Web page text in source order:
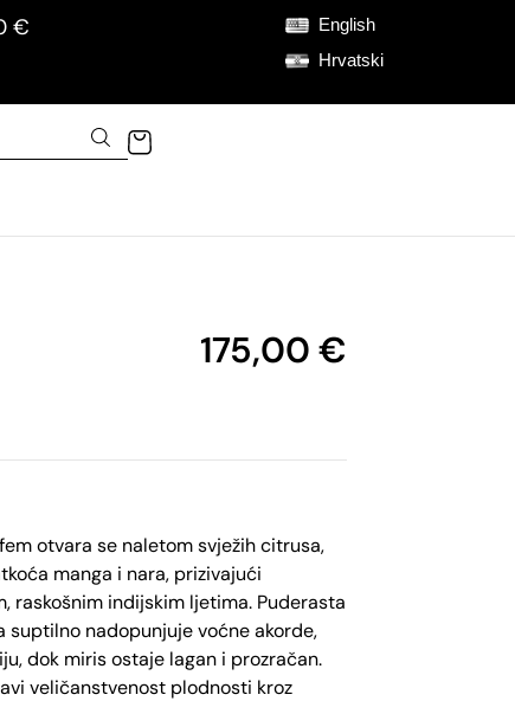
€
English
Hrvatski
175,00 €
otvara se naletom svježih citrusa,
manga i nara, prizivajući
raskošnim indijskim ljetima. Puderasta
suptilno nadopunjuje voćne akorde,
dok miris ostaje lagan i prozračan.
veličanstvenost plodnosti kroz